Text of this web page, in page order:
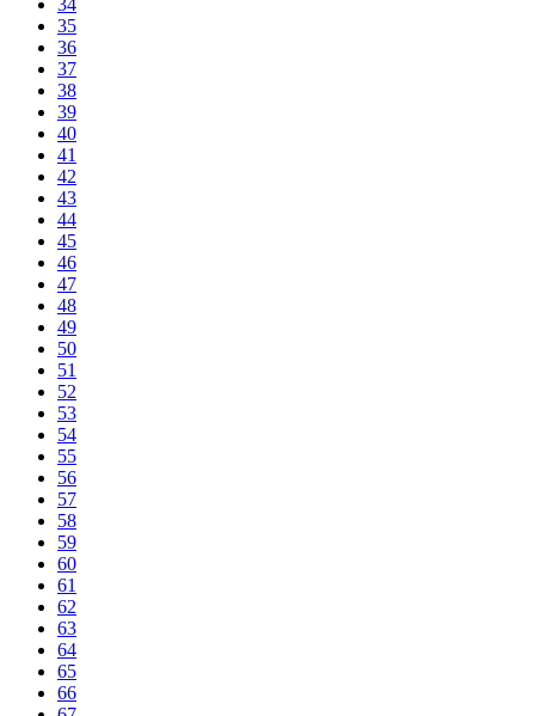
34
35
36
37
38
39
40
41
42
43
44
45
46
47
48
49
50
51
52
53
54
55
56
57
58
59
60
61
62
63
64
65
66